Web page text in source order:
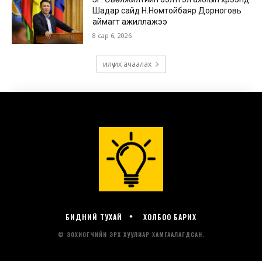
БИДНИЙ ТУХАЙ ХОЛБОО БАРИХ
© ЗОХИОГЧИЙН ЭРХ ХУУЛИАР ХАМГААЛАГДСАН.